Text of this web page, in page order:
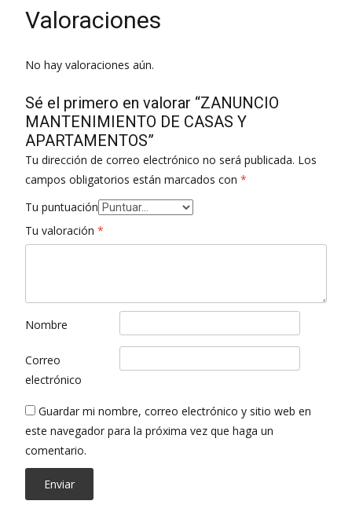
Valoraciones
No hay valoraciones aún.
Sé el primero en valorar “ZANUNCIO
MANTENIMIENTO DE CASAS Y
APARTAMENTOS”
Tu dirección de correo electrónico no será publicada. Los
campos obligatorios están marcados con *
Tu puntuación
Tu valoración *
Nombre
Correo
electrónico
Guardar mi nombre, correo electrónico y sitio web en
este navegador para la próxima vez que haga un
comentario.